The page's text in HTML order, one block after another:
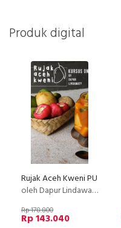
Produk digital
Rujak Aceh Kweni PU
oleh Dapur Lindawaty
Rp 178.800
Rp 143.040